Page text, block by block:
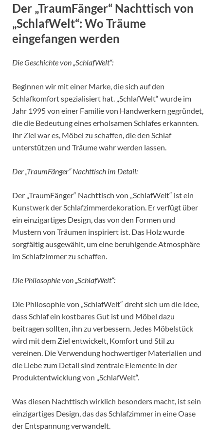
Der „TraumFänger“ Nachttisch von
„SchlafWelt“: Wo Träume
eingefangen werden
Die Geschichte von „SchlafWelt“:
Beginnen wir mit einer Marke, die sich auf den
Schlafkomfort spezialisiert hat. „SchlafWelt“ wurde im
Jahr 1995 von einer Familie von Handwerkern gegründet,
die die Bedeutung eines erholsamen Schlafes erkannten.
Ihr Ziel war es, Möbel zu schaffen, die den Schlaf
unterstützen und Träume wahr werden lassen.
Der „TraumFänger“ Nachttisch im Detail:
Der „TraumFänger“ Nachttisch von „SchlafWelt“ ist ein
Kunstwerk der Schlafzimmerdekoration. Er verfügt über
ein einzigartiges Design, das von den Formen und
Mustern von Träumen inspiriert ist. Das Holz wurde
sorgfältig ausgewählt, um eine beruhigende Atmosphäre
im Schlafzimmer zu schaffen.
Die Philosophie von „SchlafWelt“:
Die Philosophie von „SchlafWelt“ dreht sich um die Idee,
dass Schlaf ein kostbares Gut ist und Möbel dazu
beitragen sollten, ihn zu verbessern. Jedes Möbelstück
wird mit dem Ziel entwickelt, Komfort und Stil zu
vereinen. Die Verwendung hochwertiger Materialien und
die Liebe zum Detail sind zentrale Elemente in der
Produktentwicklung von „SchlafWelt“.
Was diesen Nachttisch wirklich besonders macht, ist sein
einzigartiges Design, das das Schlafzimmer in eine Oase
der Entspannung verwandelt.